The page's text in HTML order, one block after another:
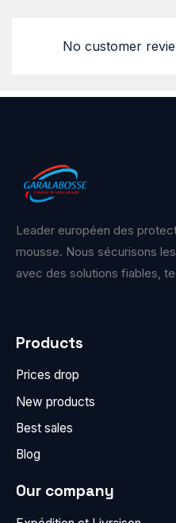
No customer
Leader européen des
mousse. Nous sécurisons
avec des solutions fiables,
Products
Prices drop
New products
Best sales
Blog
Our company